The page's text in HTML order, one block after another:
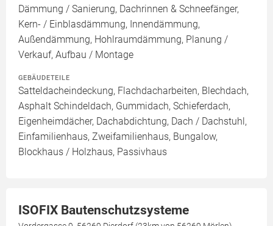
Dämmung / Sanierung, Dachrinnen & Schneefänger,
Kern- / Einblasdämmung, Innendämmung,
Außendämmung, Hohlraumdämmung, Planung /
Verkauf, Aufbau / Montage
GEBÄUDETEILE
Satteldacheindeckung, Flachdacharbeiten, Blechdach,
Asphalt Schindeldach, Gummidach, Schieferdach,
Eigenheimdächer, Dachabdichtung, Dach / Dachstuhl,
Einfamilienhaus, Zweifamilienhaus, Bungalow,
Blockhaus / Holzhaus, Passivhaus
ISOFIX Bautenschutzsysteme